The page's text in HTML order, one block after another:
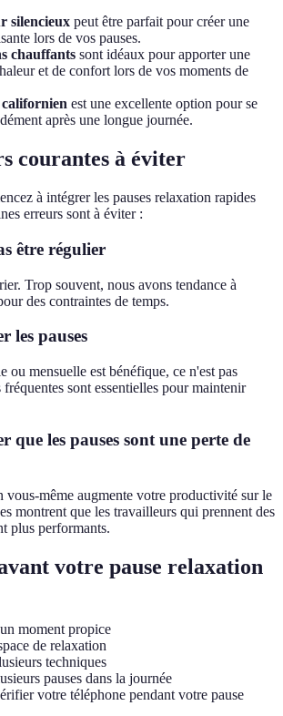
silencieux peut être parfait pour créer une
lors de vos pauses.
chauffants sont idéaux pour apporter une
et de confort lors de vos moments de
californien est une excellente option pour se
après une longue journée.
courantes à éviter
à intégrer les pauses relaxation rapides
erreurs sont à éviter :
être régulier
Trop souvent, nous avons tendance à
des contraintes de temps.
les pauses
ou mensuelle est bénéfique, ce n'est pas
sont essentielles pour maintenir
que les pauses sont une perte de
vous-même augmente votre productivité sur le
montrent que les travailleurs qui prennent des
plus performants.
votre pause relaxation
moment propice
de relaxation
techniques
pauses dans la journée
votre téléphone pendant votre pause